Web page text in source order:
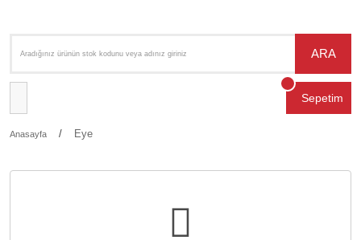
ARA
Sepetim
Anasayfa Eye